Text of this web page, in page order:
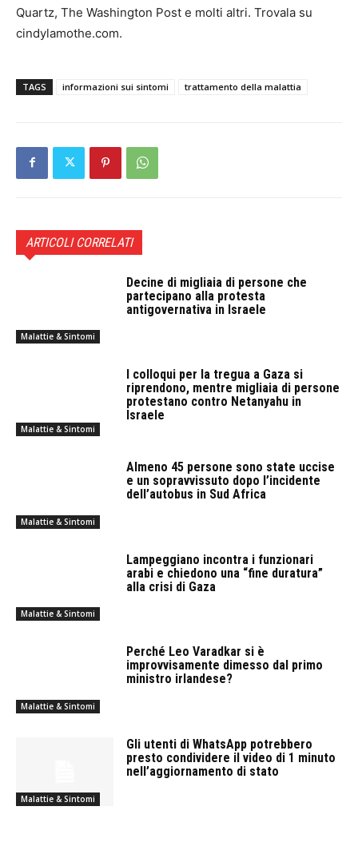
Quartz, The Washington Post e molti altri. Trovala su
cindylamothe.com.
TAGS informazioni sui sintomi trattamento della malattia
ARTICOLI CORRELATI
Malattie & Sintomi
Decine di migliaia di persone che
partecipano alla protesta
antigovernativa in Israele
Malattie & Sintomi
I colloqui per la tregua a Gaza si
riprendono, mentre migliaia di persone
protestano contro Netanyahu in
Israele
Malattie & Sintomi
Almeno 45 persone sono state uccise
e un sopravvissuto dopo l’incidente
dell’autobus in Sud Africa
Malattie & Sintomi
Lampeggiano incontra i funzionari
arabi e chiedono una “fine duratura”
alla crisi di Gaza
Malattie & Sintomi
Perché Leo Varadkar si è
improvvisamente dimesso dal primo
ministro irlandese?
Malattie & Sintomi
Gli utenti di WhatsApp potrebbero
presto condividere il video di 1 minuto
nell’aggiornamento di stato